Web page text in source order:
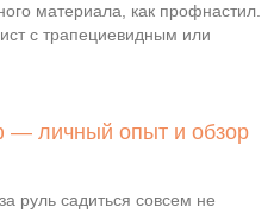
материала, как профнастил.
с трапециевидным или
— личный опыт и обзор
руль садиться совсем не